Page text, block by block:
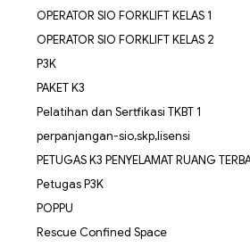
OPERATOR SIO FORKLIFT KELAS 1
OPERATOR SIO FORKLIFT KELAS 2
P3K
PAKET K3
Pelatihan dan Sertfikasi TKBT 1
perpanjangan-sio,skp,lisensi
PETUGAS K3 PENYELAMAT RUANG
Petugas P3K
POPPU
Rescue Confined Space